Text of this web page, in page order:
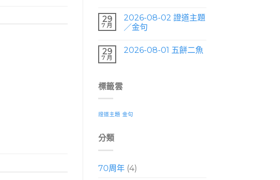
29
7 月
2026-08-02 證道主題
／金句
29
7 月
2026-08-01 五餅二魚
標籤雲
證道主題 金句
分類
70周年(4)